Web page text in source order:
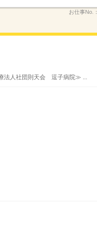
お仕事No.：
法人社団則天会 逗子病院≫ ...